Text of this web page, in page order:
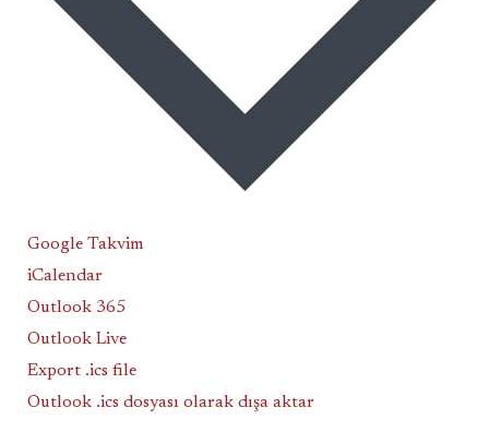
Google Takvim
iCalendar
Outlook 365
Outlook Live
Export .ics file
Outlook .ics dosyası olarak dışa aktar